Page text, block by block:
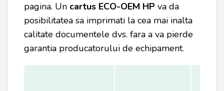
pagina. Un cartus ECO-OEM HP va da
posibilitatea sa imprimati la cea mai inalta
calitate documentele dvs. fara a va pierde
garantia producatorului de echipament.